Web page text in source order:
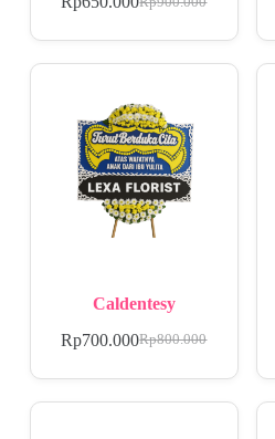
Caldentesy
Rp800.000
Rp700.000